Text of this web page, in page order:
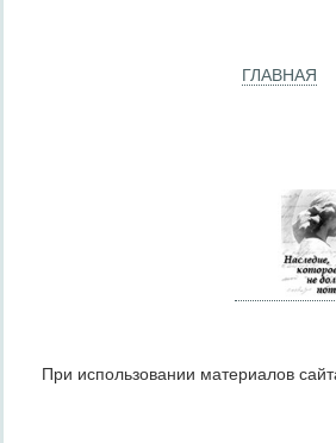
ГЛАВНАЯ
При использовании материалов